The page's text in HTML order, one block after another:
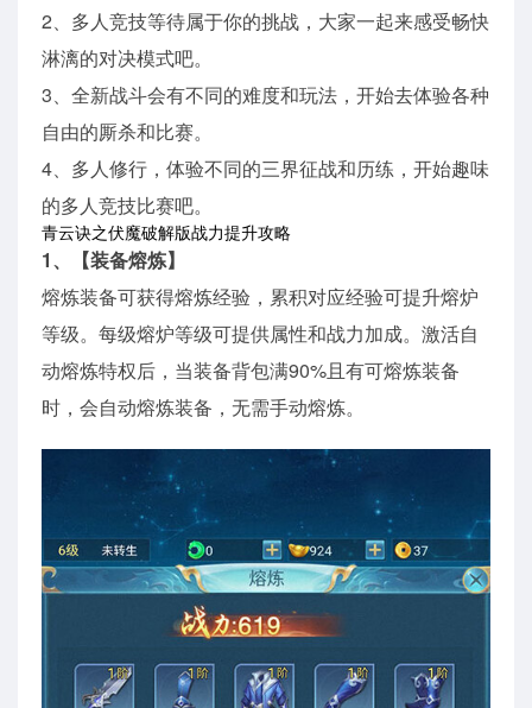
2、多人竞技等待属于你的挑战，大家一起来感受畅快
淋漓的对决模式吧。
3、全新战斗会有不同的难度和玩法，开始去体验各种
自由的厮杀和比赛。
4、多人修行，体验不同的三界征战和历练，开始趣味
的多人竞技比赛吧。
青云诀之伏魔破解版战力提升攻略
1、【装备熔炼】
熔炼装备可获得熔炼经验，累积对应经验可提升熔炉
等级。每级熔炉等级可提供属性和战力加成。激活自
动熔炼特权后，当装备背包满90%且有可熔炼装备
时，会自动熔炼装备，无需手动熔炼。